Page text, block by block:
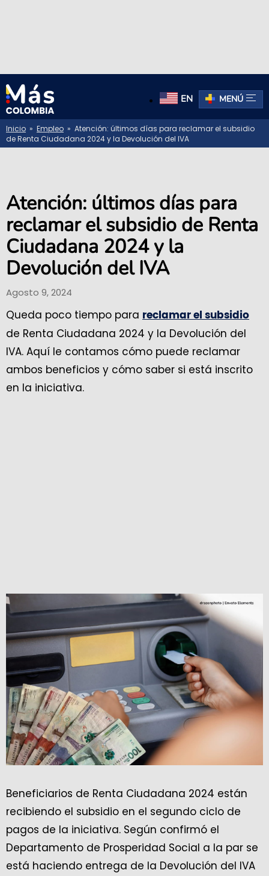
EN MENÚ
Inicio » Empleo » Atención: últimos días para reclamar el subsidio
de Renta Ciudadana 2024 y la Devolución del IVA
Atención: últimos días para
reclamar el subsidio de Renta
Ciudadana 2024 y la
Devolución del IVA
Agosto 9, 2024
Queda poco tiempo para reclamar el subsidio
de Renta Ciudadana 2024 y la Devolución del
IVA. Aquí le contamos cómo puede reclamar
ambos beneficios y cómo saber si está inscrito
en la iniciativa.
Beneficiarios de Renta Ciudadana 2024 están
recibiendo el subsidio en el segundo ciclo de
pagos de la iniciativa. Según confirmó el
Departamento de Prosperidad Social a la par se
está haciendo entrega de la Devolución del IVA